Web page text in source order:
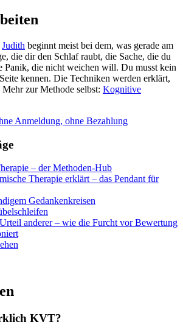
Judith beginnt meist bei dem, was gerade am
die dir den Schlaf raubt, die Sache, die du
Panik, die nicht weichen will. Du musst kein
kennen. Die Techniken werden erklärt,
zur Methode selbst: Kognitive
Anmeldung, ohne Bezahlung
– der Methoden-Hub
Therapie erklärt – das Pendant für
Gedankenkreisen
anderer – wie die Furcht vor Bewertung
KVT?